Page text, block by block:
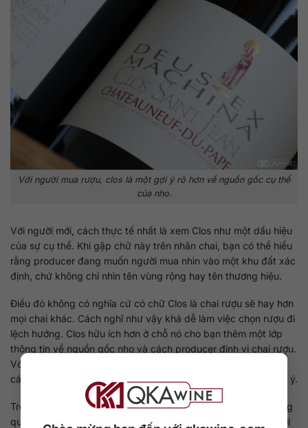
Với người mua rượu, clos là một gợi ý rõ hơn về nguồn gốc cụ thể
của nho.
Với người mới, cách thực tế nhất là xem Clos như một dấu hiệu
của sự cụ thể. Khi gặp chữ này trên nhãn chai, bạn có thể hiểu
rằng producer đang muốn người mua nhìn vào một khu đất xác
định, chứ không chỉ nhìn tên vùng rộng hay tên thương hiệu.
Điều đó không có nghĩa cứ có chữ Clos là chai rượu sẽ hay hơn
mọi chai khác. Cách nghĩ như vậy khá dễ làm việc chọn rượu đi
lệch hướng. Clos hữu ích hơn ở chỗ nó cho bạn thêm một lớp
thông tin về nguồn gốc nho và cách producer định vị chai rượu.
Với người thích đào sâu hơn vào Burgundy, Champagne hoặc
các vùng rượu Pháp giàu tính địa danh, chữ này rất đáng chú ý.
Trong thực tế mua rượu, Clos đặc biệt hữu ích khi bạn đã uống
qua vài chai và bắt đầu thấy mình quan tâm nhiều hơn đến nơi